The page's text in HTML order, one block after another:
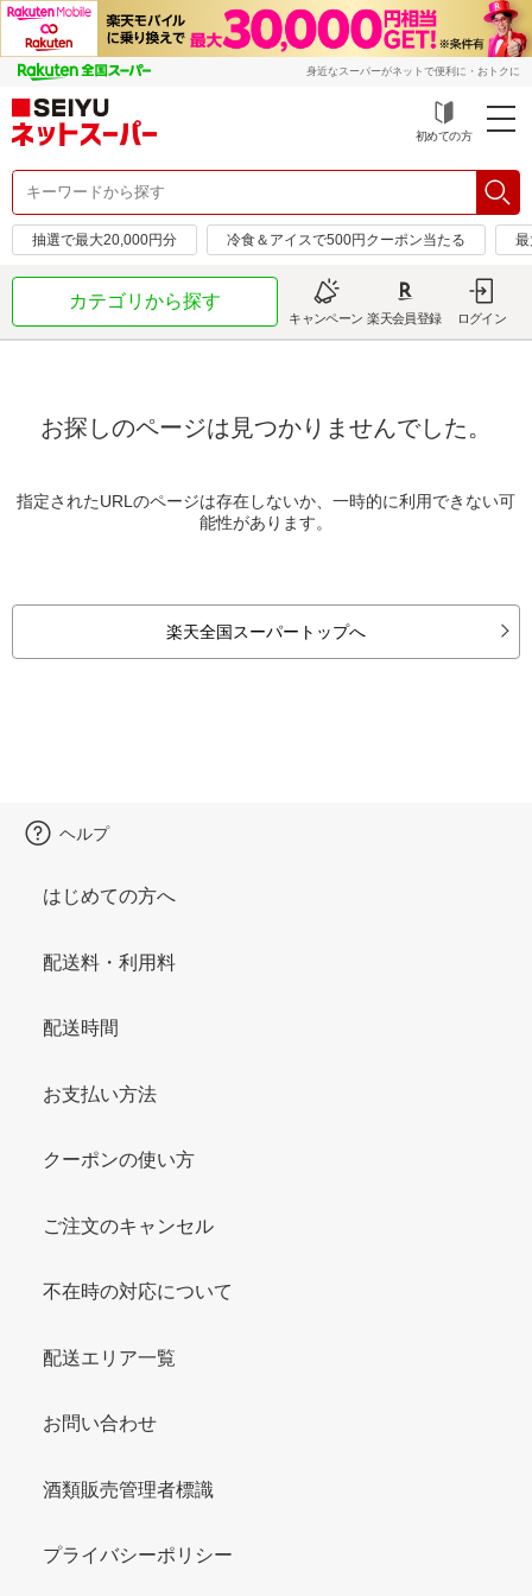
身近なスーパーがネットで便利に・おトクに
初めての方
抽選で最大20,000円分 冷食＆アイスで500円クーポン当たる
カテゴリから探す
キャンペーン 楽天会員登録 ログイン
お探しのページは見つかりませんでした。
指定されたURLのページは存在しないか、一時的に利用できない可
能性があります。
楽天全国スーパートップへ
ヘルプ
はじめての方へ
配送料・利用料
配送時間
お支払い方法
クーポンの使い方
ご注文のキャンセル
不在時の対応について
配送エリア一覧
お問い合わせ
酒類販売管理者標識
プライバシーポリシー